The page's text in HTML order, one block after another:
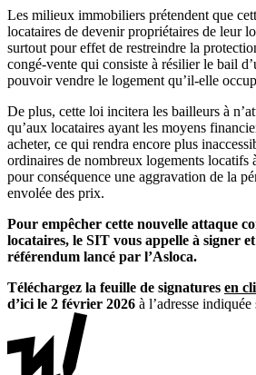
Les milieux immobiliers prétendent que
locataires de devenir propriétaires de leur
surtout pour effet de restreindre la
congé-vente qui consiste à résilier le bail
pouvoir vendre le logement qu’il-elle
De plus, cette loi incitera les bailleurs à
qu’aux locataires ayant les moyens
acheter, ce qui rendra encore plus
ordinaires de nombreux logements locatifs
pour conséquence une aggravation de la
envolée des prix.
Pour empêcher cette nouvelle attaque
locataires, le SIT vous appelle à signer
référendum lancé par l’Asloca.
Téléchargez la feuille de signatures en
d’ici le 2 février 2026 à l’adresse